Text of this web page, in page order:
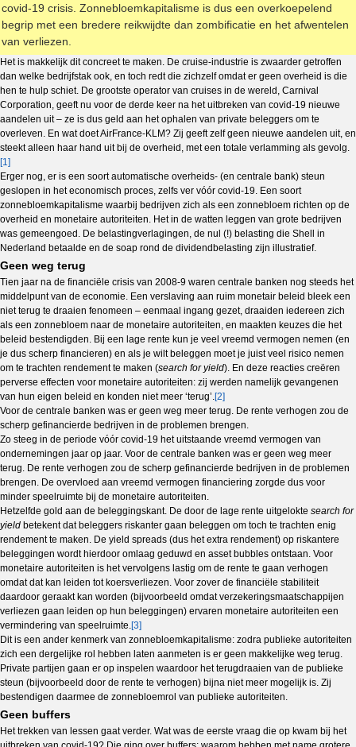
covid-19 crisis. Zonnebloemkapitalisme is dus een overkoepelend
begrip met een bredere reikwijdte dan zombificatie en het afwentelen
van verliezen.
Het is makkelijk dit concreet te maken. De cruise-industrie is zwaarder getroffen
dan welke bedrijfstak ook, en toch redt die zichzelf omdat er geen overheid is die
hen te hulp schiet. De grootste operator van cruises in de wereld, Carnival
Corporation, geeft nu voor de derde keer na het uitbreken van covid-19 nieuwe
aandelen uit – ze is dus geld aan het ophalen van private beleggers om te
overleven. En wat doet AirFrance-KLM? Zij geeft zelf geen nieuwe aandelen uit, en
steekt alleen haar hand uit bij de overheid, met een totale verlamming als gevolg.
[1]
Erger nog, er is een soort automatische overheids- (en centrale bank) steun
geslopen in het economisch proces, zelfs ver vóór covid-19. Een soort
zonnebloemkapitalisme waarbij bedrijven zich als een zonnebloem richten op de
overheid en monetaire autoriteiten. Het in de watten leggen van grote bedrijven
was gemeengoed. De belastingverlagingen, de nul (!) belasting die Shell in
Nederland betaalde en de soap rond de dividendbelasting zijn illustratief.
Geen weg terug
Tien jaar na de financiële crisis van 2008-9 waren centrale banken nog steeds het
middelpunt van de economie. Een verslaving aan ruim monetair beleid bleek een
niet terug te draaien fenomeen – eenmaal ingang gezet, draaiden iedereen zich
als een zonnebloem naar de monetaire autoriteiten, en maakten keuzes die het
beleid bestendigden. Bij een lage rente kun je veel vreemd vermogen nemen (en
je dus scherp financieren) en als je wilt beleggen moet je juist veel risico nemen
om te trachten rendement te maken (search for yield). En deze reacties creëren
perverse effecten voor monetaire autoriteiten: zij werden namelijk gevangenen
van hun eigen beleid en konden niet meer ‘terug’.[2]
Voor de centrale banken was er geen weg meer terug. De rente verhogen zou de
scherp gefinancierde bedrijven in de problemen brengen.
Zo steeg in de periode vóór covid-19 het uitstaande vreemd vermogen van
ondernemingen jaar op jaar. Voor de centrale banken was er geen weg meer
terug. De rente verhogen zou de scherp gefinancierde bedrijven in de problemen
brengen. De overvloed aan vreemd vermogen financiering zorgde dus voor
minder speelruimte bij de monetaire autoriteiten.
Hetzelfde gold aan de beleggingskant. De door de lage rente uitgelokte search for
yield betekent dat beleggers riskanter gaan beleggen om toch te trachten enig
rendement te maken. De yield spreads (dus het extra rendement) op riskantere
beleggingen wordt hierdoor omlaag geduwd en asset bubbles ontstaan. Voor
monetaire autoriteiten is het vervolgens lastig om de rente te gaan verhogen
omdat dat kan leiden tot koersverliezen. Voor zover de financiële stabiliteit
daardoor geraakt kan worden (bijvoorbeeld omdat verzekeringsmaatschappijen
verliezen gaan leiden op hun beleggingen) ervaren monetaire autoriteiten een
vermindering van speelruimte.[3]
Dit is een ander kenmerk van zonnebloemkapitalisme: zodra publieke autoriteiten
zich een dergelijke rol hebben laten aanmeten is er geen makkelijke weg terug.
Private partijen gaan er op inspelen waardoor het terugdraaien van de publieke
steun (bijvoorbeeld door de rente te verhogen) bijna niet meer mogelijk is. Zij
bestendigen daarmee de zonnebloemrol van publieke autoriteiten.
Geen buffers
Het trekken van lessen gaat verder. Wat was de eerste vraag die op kwam bij het